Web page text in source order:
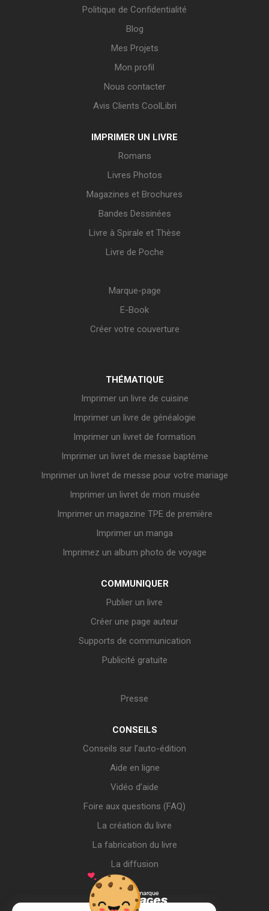
Politique de Confidentialité
Blog
Mes Projets
Mon profil
Nous contacter
Avis Clients CoolLibri
IMPRIMER UN LIVRE
Romans
Livres Photos
Magazines et Brochures
Bandes Dessinées
Livre à Spirale et Thèse
Livre de Poche
Marque-page
E-Book
Créer votre couverture
THÉMATIQUE
Imprimer un livre de cuisine
Imprimer un livre de généalogie
Imprimer un livret de formation
Imprimer un livret de messe baptême
Imprimer un livret de messe pour votre mariage
Imprimer un livret de mon musée
Imprimer un magazine TPE de première
Imprimer un manga
Imprimez un album photo de voyage
COMMUNIQUER
Publier un livre
Créer une page auteur
Supports de communication
Publicité gratuite
Presse
CONSEILS
Conseils sur l’auto-édition
Aide en ligne
Vidéo d’aide
Foire aux questions (FAQ)
La création du livre
La fabrication du livre
La diffusion